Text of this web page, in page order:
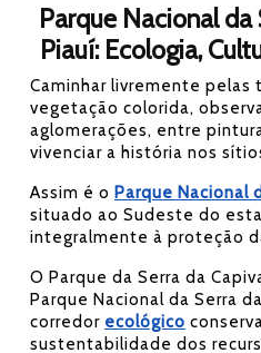
Parque Nacional
Piauí: Ecologia,
Caminhar livremente pelas
vegetação colorida,
aglomerações, entre
vivenciar a história nos
Assim é o Parque Nacional
situado ao Sudeste do
integralmente à proteção
O Parque da Serra da
Parque Nacional da Serra
corredor ecológico
sustentabilidade dos